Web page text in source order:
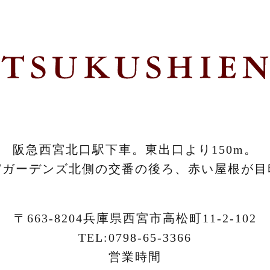
阪急西宮北口駅下車。東出口より150m。
ーデンズ北側の交番の後ろ、 赤い屋根が
〒663-8204兵庫県西宮市高松町11-2-102
TEL:0798-65-3366
営業時間